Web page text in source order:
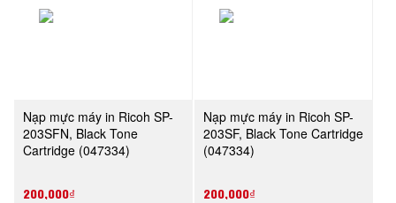
Nạp mực máy in Ricoh SP-
203SFN, Black Tone
Cartridge (047334)
200,000₫
Nạp mực máy in Ricoh SP-
203SF, Black Tone Cartridge
(047334)
200,000₫